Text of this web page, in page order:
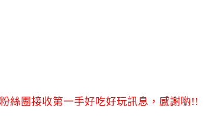
絲團接收第一手好吃好玩訊息，感謝喲!!